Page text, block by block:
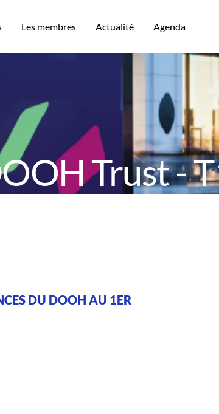
Les membres Actualité Agenda
Trust -
DU DOOH AU 1ER